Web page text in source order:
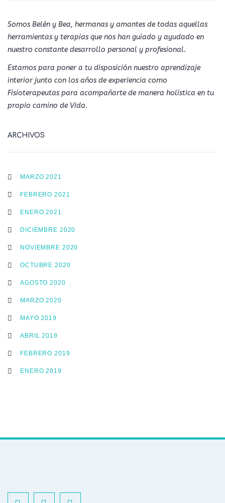
Somos Belén y Bea, hermanas y amantes de todas aquellas
herramientas y terapias que nos han guiado y ayudado en
nuestro constante desarrollo personal y profesional.
Estamos para poner a tu disposición nuestro aprendizaje
interior junto con los años de experiencia como
Fisioterapeutas para acompañarte de manera holística en tu
propio camino de Vida.
ARCHIVOS
MARZO 2021
FEBRERO 2021
ENERO 2021
DICIEMBRE 2020
NOVIEMBRE 2020
OCTUBRE 2020
AGOSTO 2020
MARZO 2020
MAYO 2019
ABRIL 2019
FEBRERO 2019
ENERO 2019